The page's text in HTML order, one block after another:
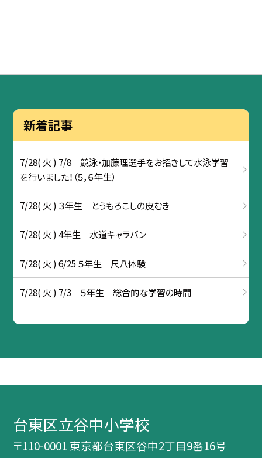
新着記事
7/28( 火 ) 7/8 競泳・加藤理選手をお招きして水泳学習
を行いました！（５，６年生）
7/28( 火 ) ３年生 とうもろこしの皮むき
7/28( 火 ) 4年生 水道キャラバン
7/28( 火 ) 6/25 ５年生 尺八体験
7/28( 火 ) 7/3 ５年生 総合的な学習の時間
台東区立谷中小学校
〒110-0001 東京都台東区谷中2丁目9番16号